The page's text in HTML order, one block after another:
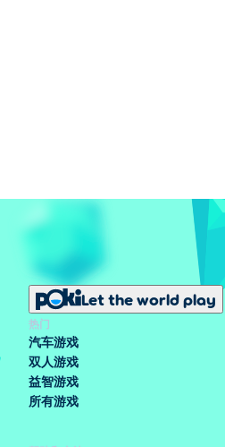
Let the world play
热门
汽车游戏
双人游戏
益智游戏
所有游戏